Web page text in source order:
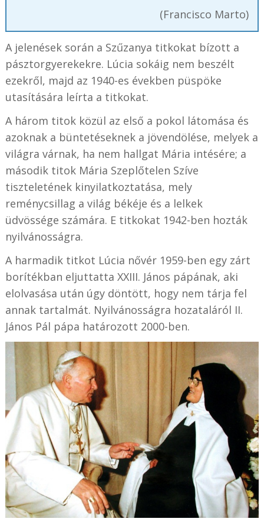
(Francisco Marto)
A jelenések során a Szűzanya titkokat bízott a
pásztorgyerekekre. Lúcia sokáig nem beszélt
ezekről, majd az 1940-es években püspöke
utasítására leírta a titkokat.
A három titok közül az első a pokol látomása és
azoknak a büntetéseknek a jövendölése, melyek a
világra várnak, ha nem hallgat Mária intésére; a
második titok Mária Szeplőtelen Szíve
tiszteletének kinyilatkoztatása, mely
reménycsillag a világ békéje és a lelkek
üdvössége számára. E titkokat 1942-ben hozták
nyilvánosságra.
A harmadik titkot Lúcia nővér 1959-ben egy zárt
borítékban eljuttatta XXIII. János pápának, aki
elolvasása után úgy döntött, hogy nem tárja fel
annak tartalmát. Nyilvánosságra hozataláról II.
János Pál pápa határozott 2000-ben.